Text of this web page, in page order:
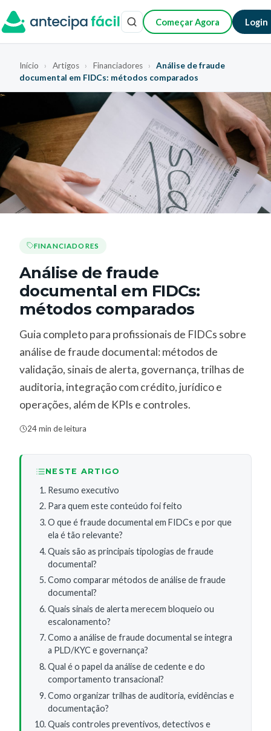
Começar Agora Login
Início › Artigos › Financiadores ›
Análise de fraude
documental em FIDCs: métodos comparados
FINANCIADORES
Análise de fraude
documental em FIDCs:
métodos comparados
Guia completo para profissionais de FIDCs sobre
análise de fraude documental: métodos de
validação, sinais de alerta, governança, trilhas de
auditoria, integração com crédito, jurídico e
operações, além de KPIs e controles.
24 min de leitura
NESTE ARTIGO
Resumo executivo
Para quem este conteúdo foi feito
O que é fraude documental em FIDCs e por que
ela é tão relevante?
Quais são as principais tipologias de fraude
documental?
Como comparar métodos de análise de fraude
documental?
Quais sinais de alerta merecem bloqueio ou
escalonamento?
Como a análise de fraude documental se integra
a PLD/KYC e governança?
Qual é o papel da análise de cedente e do
comportamento transacional?
Como organizar trilhas de auditoria, evidências e
documentação?
Quais controles preventivos, detectivos e